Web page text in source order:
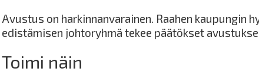
Avustus on harkinnanvarainen. Raahen kaupungin
edistämisen johtoryhmä tekee päätökset
Toimi näin